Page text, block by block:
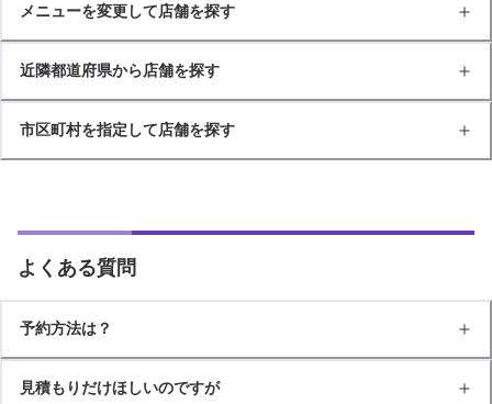
メニューを変更して店舗を探す
近隣都道府県から店舗を探す
市区町村を指定して店舗を探す
よくある質問
予約方法は？
見積もりだけほしいのですが